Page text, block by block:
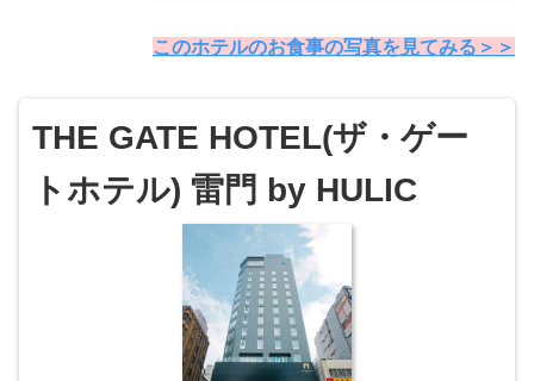
このホテルのお食事の写真を見てみる ＞＞
THE GATE HOTEL(ザ・ゲー
トホテル) 雷門 by HULIC